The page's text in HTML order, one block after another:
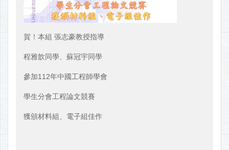
賀！本組 張志豪教授指導
程雅歆同學、蘇冠宇同學
參加112年中國工程師學會
學生分會工程論文競賽
獲頒材料組、電子組佳作